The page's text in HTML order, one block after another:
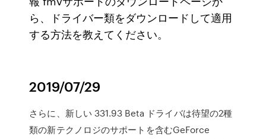
ら、ドライバー類をダウンロードして適用
する方法を教えてください。
2019/07/29
さらに、新しい 331.93 Beta ドライバは待望の2種
類の新テクノロジのサポートを含むGeForce